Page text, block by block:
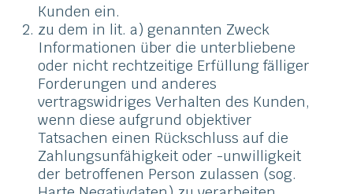
Kunden ein.
zu dem in lit. a) genannten Zweck
Informationen über die unterbliebene
oder nicht rechtzeitige Erfüllung fälliger
Forderungen und anderes
vertragswidriges Verhalten des Kunden,
wenn diese aufgrund objektiver
Tatsachen einen Rückschluss auf die
Zahlungsunfähigkeit oder -unwilligkeit
der betroffenen Person zulassen (sog.